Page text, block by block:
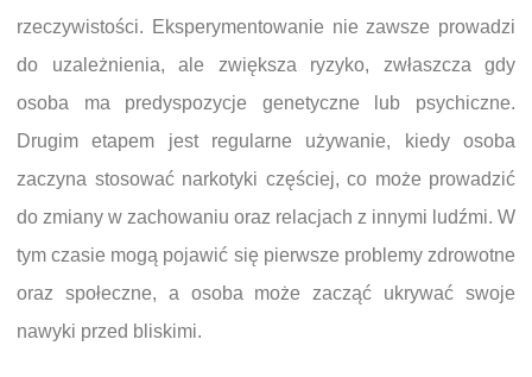
rzeczywistości. Eksperymentowanie nie zawsze prowadzi
do uzależnienia, ale zwiększa ryzyko, zwłaszcza gdy
osoba ma predyspozycje genetyczne lub psychiczne.
Drugim etapem jest regularne używanie, kiedy osoba
zaczyna stosować narkotyki częściej, co może prowadzić
do zmiany w zachowaniu oraz relacjach z innymi ludźmi. W
tym czasie mogą pojawić się pierwsze problemy zdrowotne
oraz społeczne, a osoba może zacząć ukrywać swoje
nawyki przed bliskimi.